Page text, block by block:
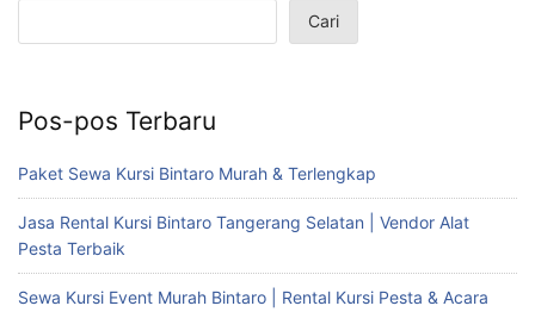
Cari
Pos-pos Terbaru
Paket Sewa Kursi Bintaro Murah & Terlengkap
Jasa Rental Kursi Bintaro Tangerang Selatan | Vendor Alat
Pesta Terbaik
Sewa Kursi Event Murah Bintaro | Rental Kursi Pesta & Acara